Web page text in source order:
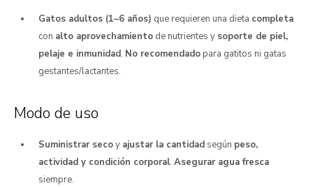
Gatos adultos (1–6 años) que requieren una dieta completa
con alto aprovechamiento de nutrientes y soporte de piel,
pelaje e inmunidad. No recomendado para gatitos ni gatas
gestantes/lactantes.
Modo de uso
Suministrar secoy ajustar la cantidad según peso,
actividad y condición corporal. Asegurar agua fresca
siempre.